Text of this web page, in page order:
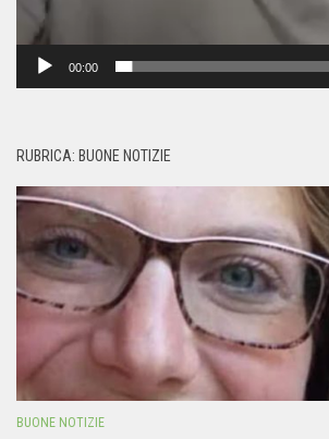
00:00
RUBRICA: BUONE NOTIZIE
BUONE NOTIZIE